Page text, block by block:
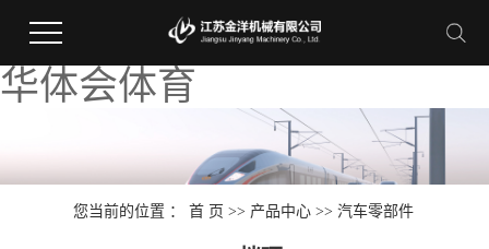
华体会体育
您当前的位置 ：首 页 >> 产品中心 >>汽车零部件